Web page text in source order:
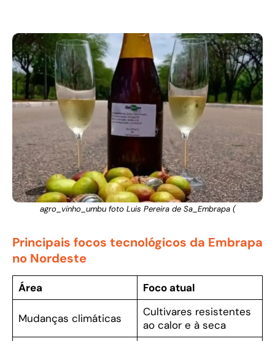
agro_vinho_umbu foto Luis Pereira de Sa_Embrapa (
Principais focos tecnológicos da Embrapa
no Nordeste
Área Foco atual
Mudanças climáticas
Cultivares resistentes
ao calor e à seca